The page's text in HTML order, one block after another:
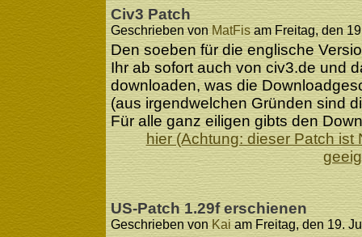
Civ3 Patch
Geschrieben von MatFisam Freitag, den
Den soeben für die englische
Ihr ab sofort auch von civ3.de und
downloaden, was die
(aus irgendwelchen Gründen sind
Für alle ganz eiligen gibts den
hier (Achtung: dieser Patch ist
US-Patch 1.29f erschienen
Geschrieben von Kaiam Freitag, den 19.